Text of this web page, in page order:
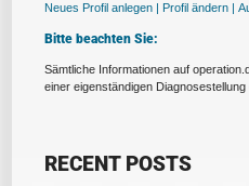
Neues Profil anlegen | Profil ändern |
Bitte beachten Sie:
Sämtliche Informationen auf
einer eigenständigen
RECENT POSTS